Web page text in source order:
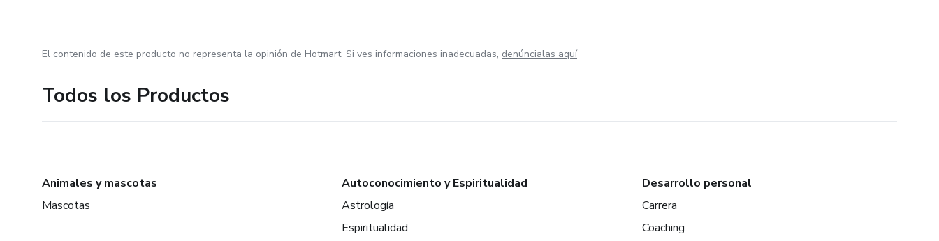
El contenido de este producto no representa la opinión de Hotmart. Si ves informaciones inadecuadas, denúncialas aquí
Todos los Productos
Animales y mascotas
Mascotas
Autoconocimiento y Espiritualidad
Astrología
Espiritualidad
Desarrollo personal
Carrera
Coaching